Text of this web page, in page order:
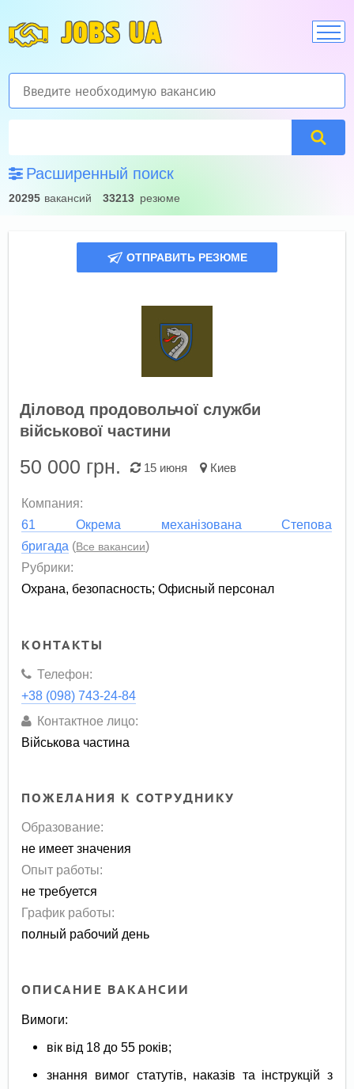
JOBS UA
Расширенный поиск
20295 вакансий 33213 резюме
ОТПРАВИТЬ РЕЗЮМЕ
Діловод продовольчої служби
військової частини
50 000 грн. 15 июня Киев
Компания:
61 Окрема механізована Степова
бригада (Все вакансии)
Рубрики:
Охрана, безопасность;Офисный персонал
КОНТАКТЫ
Телефон:
+38 (098) 743-24-84
Контактное лицо:
Військова частина
ПОЖЕЛАНИЯ К СОТРУДНИКУ
Образование:
не имеет значения
Опыт работы:
не требуется
График работы:
полный рабочий день
ОПИСАНИЕ ВАКАНСИИ
Вимоги:
вік від 18 до 55 років;
знання вимог статутів, наказів та інструкцій з